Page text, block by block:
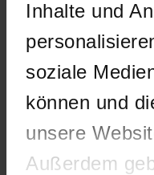
Inhalte und
soziale
können und
unsere
Außerdem
Für die Mary Jane
Merchandise-Paket
Feuerzeug erwartet
besonderes